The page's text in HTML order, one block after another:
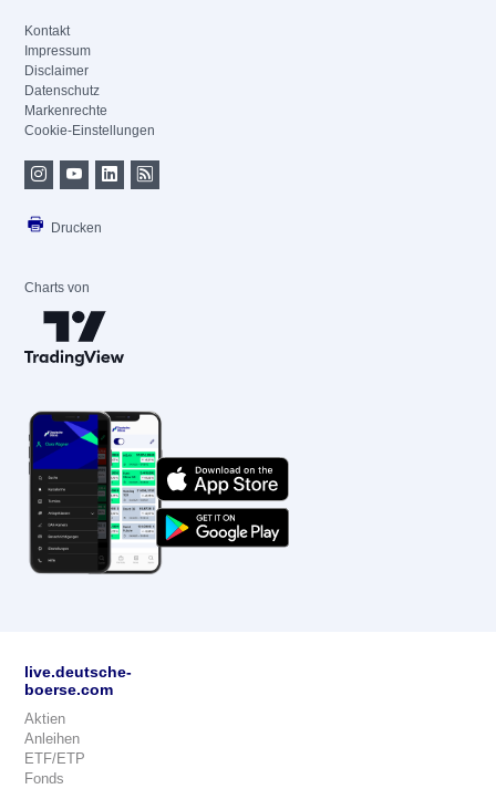
Kontakt
Impressum
Disclaimer
Datenschutz
Markenrechte
Cookie-Einstellungen
Drucken
Charts von
live.deutsche-
boerse.com
Aktien
Anleihen
ETF/ETP
Fonds